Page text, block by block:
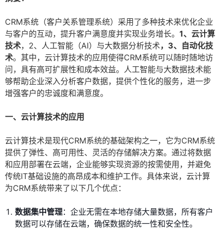
CRM系统（客户关系管理系统）采用了多种技术来优化企业
与客户的互动，提升客户满意度并实现业务增长。 1、云计算
技术，2、人工智能（AI）与大数据分析技术，3、自动化技
术。其中，云计算技术的应用使得CRM系统可以随时随地访
问，具有高可扩展性和成本效益。人工智能与大数据技术能
够帮助企业深入分析客户数据，提供个性化的服务，进一步
增强客户的忠诚度和满意度。
一、云计算技术的应用
云计算技术是现代CRM系统的基础架构之一，它为CRM系统
提供了弹性、高可用性、灵活的存储解决方案。通过将数据
和应用部署在云端，企业能够实现资源的按需使用，并避免
传统IT基础设施的高昂成本和维护工作。具体来说，云计算
为CRM系统带来了以下几个优点：
数据集中管理：企业无需在本地存储大量数据，所有客户
数据可以存储在云端，确保数据的统一性和安全性。